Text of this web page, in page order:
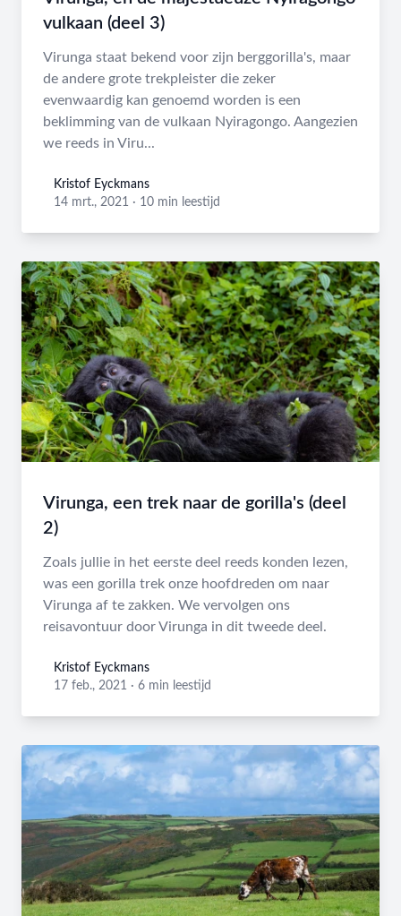
vulkaan (deel 3)
Virunga staat bekend voor zijn berggorilla's, maar
de andere grote trekpleister die zeker
evenwaardig kan genoemd worden is een
beklimming van de vulkaan Nyiragongo. Aangezien
we reeds in Viru...
Kristof Eyckmans
Kristof Eyckmans
14 mrt., 2021 · 10 min leestijd
Virunga, een trek naar de gorilla's (deel
2)
Zoals jullie in het eerste deel reeds konden lezen,
was een gorilla trek onze hoofdreden om naar
Virunga af te zakken. We vervolgen ons
reisavontuur door Virunga in dit tweede deel.
Kristof Eyckmans
Kristof Eyckmans
17 feb., 2021 · 6 min leestijd